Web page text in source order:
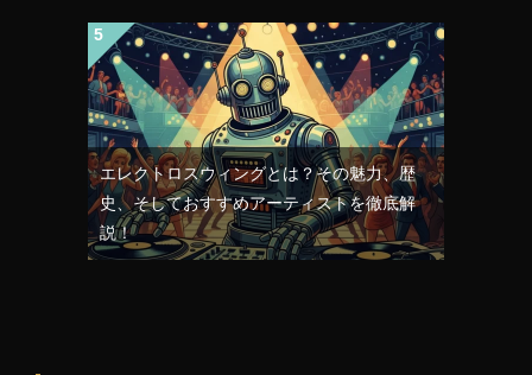
エレクトロスウィングとは？その魅力、歴
史、そしておすすめアーティストを徹底解
説！